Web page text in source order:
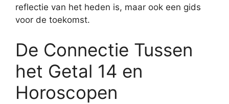
reflectie van het heden is, maar ook een gids
voor de toekomst.
De Connectie Tussen
het Getal 14 en
Horoscopen